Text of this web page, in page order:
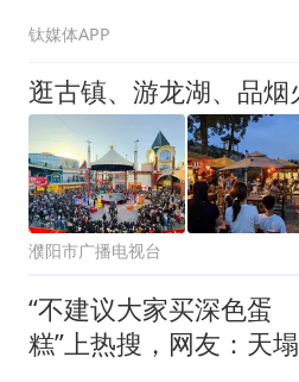
钛媒体APP
濮阳市广播电视台
“不建议大家买深色蛋
糕”上热搜，网友：天塌